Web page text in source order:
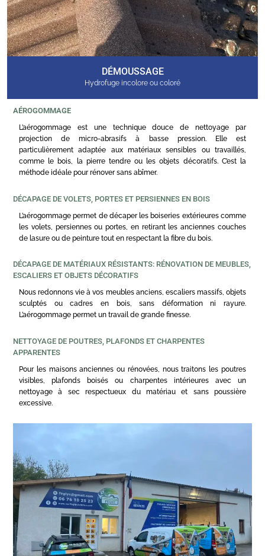
DÉMOUSSAGE
Hydrofuge incolore ou coloré
AÉROGOMMAGE
L’aérogommage est une technique douce de nettoyage par
projection de micro-abrasifs à basse pression. Elle est
particulièrement adaptée aux matériaux sensibles ou travaillés,
comme le bois, la pierre tendre ou les objets décoratifs. C’est la
méthode idéale pour rénover sans abîmer.
DÉCAPAGE DE VOLETS, PORTES ET PERSIENNES EN BOIS
L’aérogommage permet de décaper les boiseries extérieures comme
les volets, persiennes ou portes, en retirant les anciennes couches
de lasure ou de peinture tout en respectant la fibre du bois.
DÉCAPAGE DE MATÉRIAUX RÉSISTANTS: RÉNOVATION DE MEUBLES,
ESCALIERS ET OBJETS DÉCORATIFS
Nous redonnons vie à vos meubles anciens, escaliers massifs, objets
sculptés ou cadres en bois, sans déformation ni rayure.
L’aérogommage permet un travail de grande finesse.
NETTOYAGE DE POUTRES, PLAFONDS ET CHARPENTES
APPARENTES
Pour les maisons anciennes ou rénovées, nous traitons les poutres
visibles, plafonds boisés ou charpentes intérieures avec un
nettoyage à sec respectueux du matériau et sans poussière
excessive.